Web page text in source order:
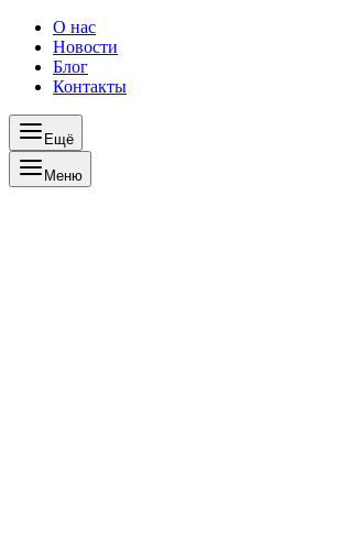
О нас
Новости
Блог
Контакты
Ещё
Меню